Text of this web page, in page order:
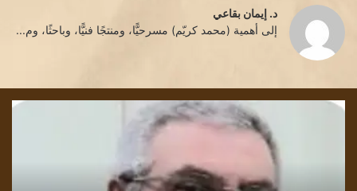
د. إيمان بقاعي
إلى أهمية (محمد كريّم) مسرحيًّا، ومنتجًا فنيًّا، وباحثًا، وم...
رحيل